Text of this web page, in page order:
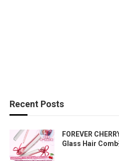
Recent Posts
FOREVER
Glass Hair Comb